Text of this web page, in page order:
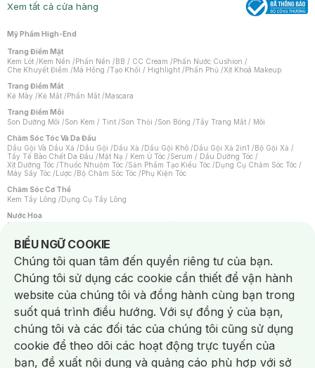
Xem tất cả cửa hàng
Mỹ Phẩm High-End
Trang Điểm Mặt
Kem Lót /Kem Nền /Phấn Nền /BB / CC Cream /Phấn Nước Cushion /
Che Khuyết Điểm /Má Hồng /Tạo Khối / Highlight /Phấn Phủ /Xịt Khoá Makeup
Trang Điểm Mắt
Kẻ Mày /Kẻ Mắt /Phấn Mắt /Mascara
Trang Điểm Môi
Son Dưỡng Môi /Son Kem / Tint /Son Thỏi /Son Bóng /Tẩy Trang Mắt / Môi
Chăm Sóc Tóc Và Da Đầu
Dầu Gội Và Dầu Xả /Dầu Gội /Dầu Xả /Dầu Gội Khô /Dầu Gội Xả 2in1 /Bộ Gội Xả /
Tẩy Tế Bào Chết Da Đầu /Mặt Nạ / Kem Ủ Tóc /Serum / Dầu Dưỡng Tóc /
Xịt Dưỡng Tóc /Thuốc Nhuộm Tóc /Sản Phẩm Tạo Kiểu Tóc /Dụng Cụ Chăm Sóc Tóc /
Máy Sấy Tóc /Lược /Bộ Chăm Sóc Tóc /Phụ Kiện Tóc
Chăm Sóc Cơ Thể
Kem Tẩy Lông /Dụng Cụ Tẩy Lông
Nước Hoa
Nước Hoa Nữ
Chăm Sóc Cá Nhân
Chống Muỗi /Khẩu Trang /Máy Massage/Mặt Nạ Xông Hơi /Nước Rửa Tay/
Sản Phẩm Chăm Sóc Khác /Bàn Chải Đánh Răng /Bàn Chải Điện/
Hỗ Trợ Trắng Răng/Kem Đánh Răng /Máy Tăm Nước/ Nước Súc Miệng/
Tăm / Chỉ Nha Khoa/ Xịt Thơm Miệng / Dung Dịch Vệ Sinh/Dưỡng Vùng Kín/
Khăn Ướt Vệ Sinh Vùng Kín/Băng Vệ Sinh/Tampon/Bọt Cạo Râu /Dao Cạo Râu/
Máy Cạo Râu
Vấn Đề Về Da
Da Dầu / Lỗ Chân Lông To/ Da Khô / Mất Nước/ Da Lão Hóa/ Da Mụn/
Da Nhạy Cảm / Kích Ứng
Da Xỉn Màu Thâm / Nám / Tàn Nhang
Quầng Thâm & Bọng Mắt /Sẹo /Viêm Da Cơ Địa
Dụng Cụ / Phụ Kiện Chăm Sóc Da
BIỂU NGỮ COOKIE
Notice about cookies usage
Chúng tôi quan tâm đến quyền riêng tư của bạn.
Chúng tôi sử dụng các cookie cần thiết để vận hành
website của chúng tôi và đồng hành cùng bạn trong
suốt quá trình điều hướng. Với sự đồng ý của bạn,
chúng tôi và các đối tác của chúng tôi cũng sử dụng
cookie để theo dõi các hoạt động trực tuyến của
bạn, đề xuất nội dung và quảng cáo phù hợp với sở